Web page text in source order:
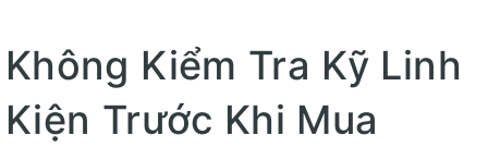
Không Kiểm Tra Kỹ Linh
Kiện Trước Khi Mua